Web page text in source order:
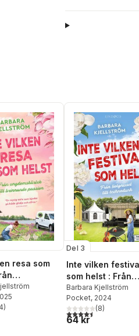
resa som
till
passion
Totalt antal röster:
4)
Del 3
Inte vilken
som helst : Från
fiolgnissel till
technodunk
Barbara Kjellström
Pocket, 2024
4,5utav 5 stjärnor.
(8)
64 kr